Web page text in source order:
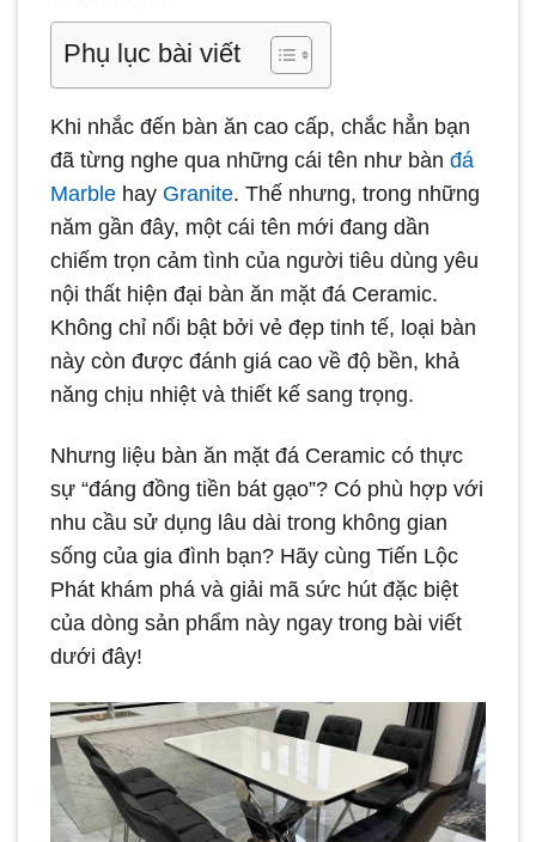
Phụ lục bài viết
Khi nhắc đến bàn ăn cao cấp, chắc hẳn bạn
đã từng nghe qua những cái tên như bànđá
Marble hay Granite. Thế nhưng, trong những
năm gần đây, một cái tên mới đang dần
chiếm trọn cảm tình của người tiêu dùng yêu
nội thất hiện đại bàn ăn mặt đá Ceramic.
Không chỉ nổi bật bởi vẻ đẹp tinh tế, loại bàn
này còn được đánh giá cao về độ bền, khả
năng chịu nhiệt và thiết kế sang trọng.
Nhưng liệu bàn ăn mặt đá Ceramic có thực
sự “đáng đồng tiền bát gạo”? Có phù hợp với
nhu cầu sử dụng lâu dài trong không gian
sống của gia đình bạn? Hãy cùng Tiến Lộc
Phát khám phá và giải mã sức hút đặc biệt
của dòng sản phẩm này ngay trong bài viết
dưới đây!